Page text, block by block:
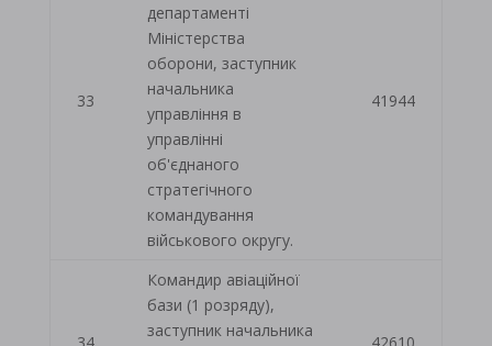
33
департаменті
Міністерства
оборони, заступник
начальника
управління в
управлінні
об'єднаного
стратегічного
командування
військового округу.
41944
34
Командир авіаційної
бази (1 розряду),
заступник начальника
42610